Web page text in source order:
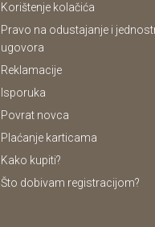
Korištenje kolačića
Pravo na odustajanje i
ugovora
Reklamacije
Isporuka
Povrat novca
Plaćanje karticama
Kako kupiti?
Što dobivam registracijom?